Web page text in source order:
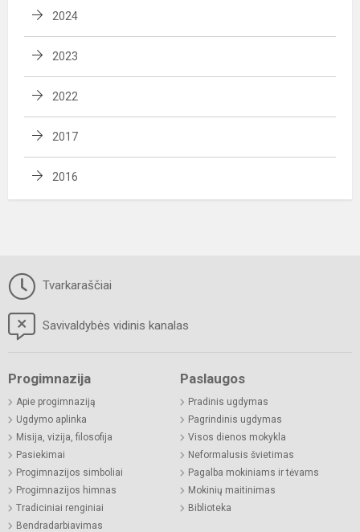
2024
2023
2022
2017
2016
Tvarkaraščiai
Savivaldybės vidinis kanalas
Progimnazija
Apie progimnaziją
Ugdymo aplinka
Misija, vizija, filosofija
Pasiekimai
Progimnazijos simboliai
Progimnazijos himnas
Tradiciniai renginiai
Bendradarbiavimas
Paslaugos
Pradinis ugdymas
Pagrindinis ugdymas
Visos dienos mokykla
Neformalusis švietimas
Pagalba mokiniams ir tėvams
Mokinių maitinimas
Biblioteka